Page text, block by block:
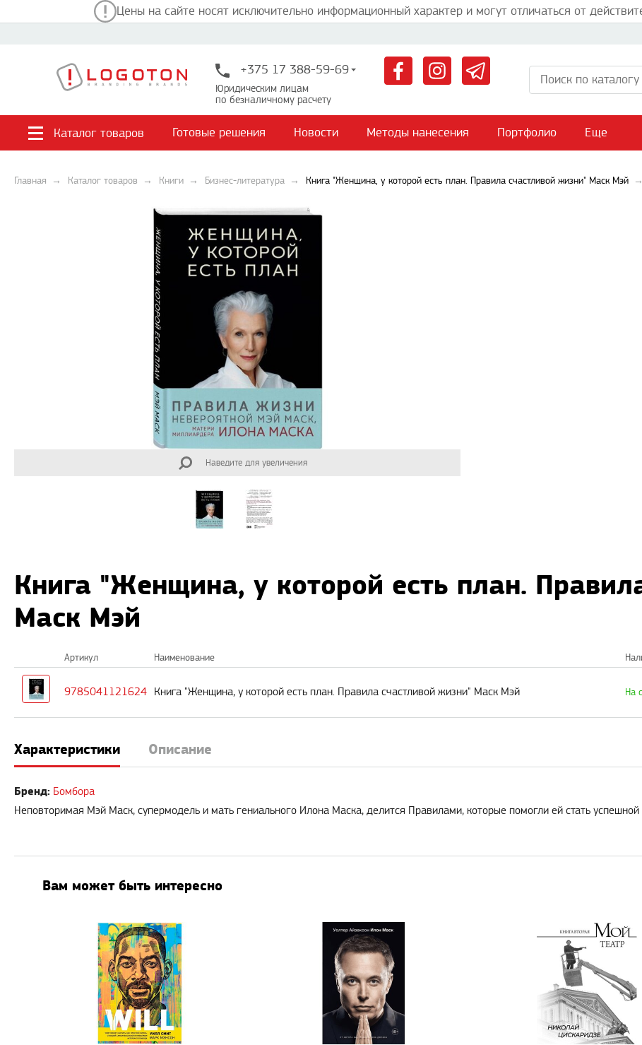
Цены на сайте носят исключительно информационный характер и могут отличаться от
+375 17 388-59-69
Юридическим лицам
по безналичному расчету
Каталог товаров Готовые решения Новости Методы нанесения Портфолио Еще
Главная Каталог товаров Книги Бизнес-литература Книга "Женщина, у которой есть план. Правила счастливой жизни" Маск Мэй
Наведите для увеличения
Книга "Женщина, у которой есть план.
Маск Мэй
Артикул Наименование
9785041121624 Книга "Женщина, у которой есть план. Правила счастливой жизни" Маск Мэй На
Характеристики Описание
Бренд: Бомбора
Неповторимая Мэй Маск, супермодель и мать гениального Илона Маска, делится Правилами, которые помогли ей стать успешной
Вам может быть интересно